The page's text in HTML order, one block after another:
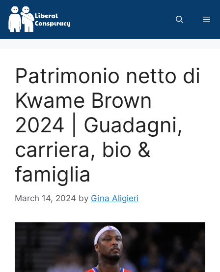
Skip
content
Patrimonio netto di
Kwame Brown
2024 | Guadagni,
carriera, bio &
famiglia
March 14, 2024 by Gina Aligieri